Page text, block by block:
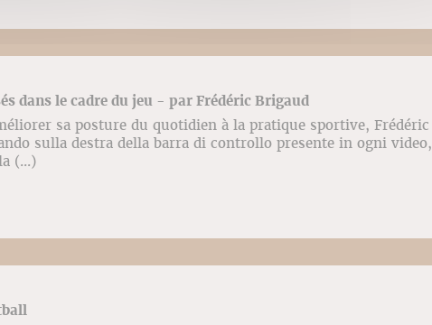
dans le cadre du jeu - par Frédéric Brigaud
sa posture du quotidien à la pratique sportive, Frédéric
sulla destra della barra di controllo presente in ogni video,
(...)